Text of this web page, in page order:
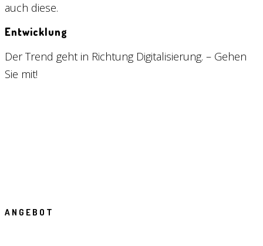
auch diese.
Entwicklung
Der Trend geht in Richtung Digitalisierung. – Gehen
Sie mit!
ANGEBOT